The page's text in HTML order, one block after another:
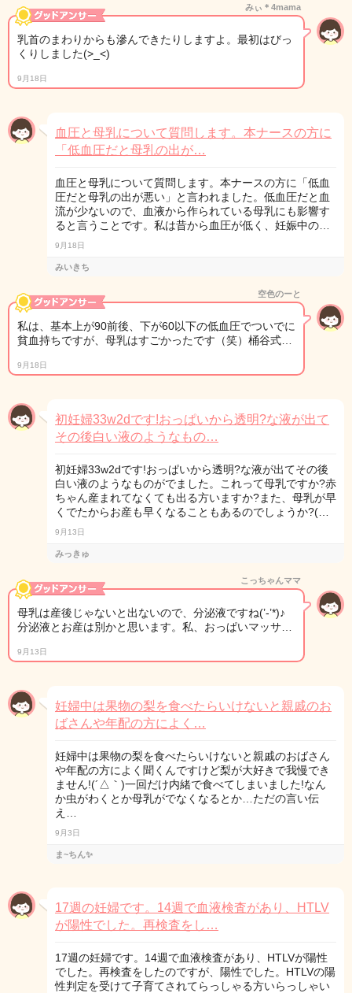
みぃ＊4mama
乳首のまわりからも滲んできたりしますよ。最初はびっ
くりしました(>_<)
9月18日
血圧と母乳について質問します。本ナースの方に
「低血圧だと母乳の出が…
血圧と母乳について質問します。本ナースの方に「低血
圧だと母乳の出が悪い」と言われました。低血圧だと血
流が少ないので、血液から作られている母乳にも影響す
ると言うことです。私は昔から血圧が低く、妊娠中の…
9月18日
みいきち
空色のーと
私は、基本上が90前後、下が60以下の低血圧でついでに
貧血持ちですが、母乳はすごかったです（笑）桶谷式…
9月18日
初妊婦33w2dです!おっぱいから透明?な液が出て
その後白い液のようなもの…
初妊婦33w2dです!おっぱいから透明?な液が出てその後
白い液のようなものがでました。これって母乳ですか?赤
ちゃん産まれてなくても出る方いますか?また、母乳が早
くでたからお産も早くなることもあるのでしょうか?(…
9月13日
みっきゅ
こっちゃんママ
母乳は産後じゃないと出ないので、分泌液ですね(’-’*)♪
分泌液とお産は別かと思います。私、おっぱいマッサ…
9月13日
妊婦中は果物の梨を食べたらいけないと親戚のお
ばさんや年配の方によく…
妊婦中は果物の梨を食べたらいけないと親戚のおばさん
や年配の方によく聞くんですけど梨が大好きで我慢でき
ません!(´△｀)一回だけ内緒で食べてしまいました!なん
か虫がわくとか母乳がでなくなるとか…ただの言い伝
え…
9月3日
ま~ちん✨
17週の妊婦です。14週で血液検査があり、HTLV
が陽性でした。再検査をし…
17週の妊婦です。14週で血液検査があり、HTLVが陽性
でした。再検査をしたのですが、陽性でした。HTLVの陽
性判定を受けて子育てされてらっしゃる方いらっしゃい